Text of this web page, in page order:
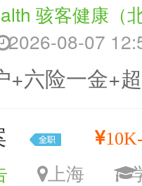
骇客健康（
2026-08-07
+六险一金+
上海